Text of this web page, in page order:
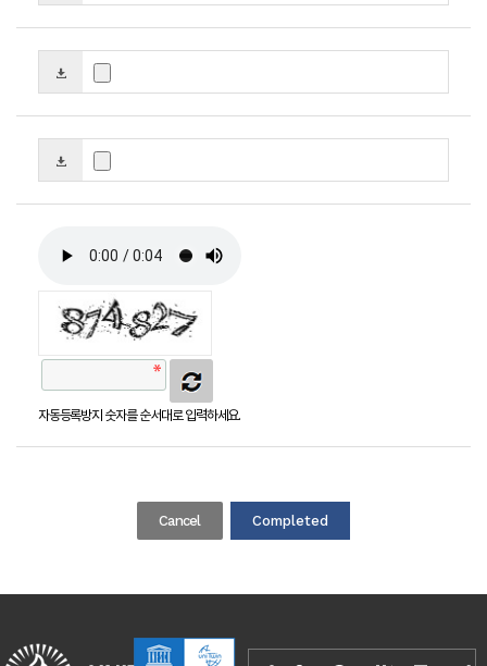
자동등록방지 숫자를 순서대로 입력하세요.
Cancel